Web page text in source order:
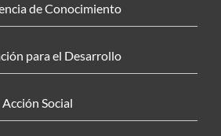
de Conocimiento
para el Desarrollo
Acción Social